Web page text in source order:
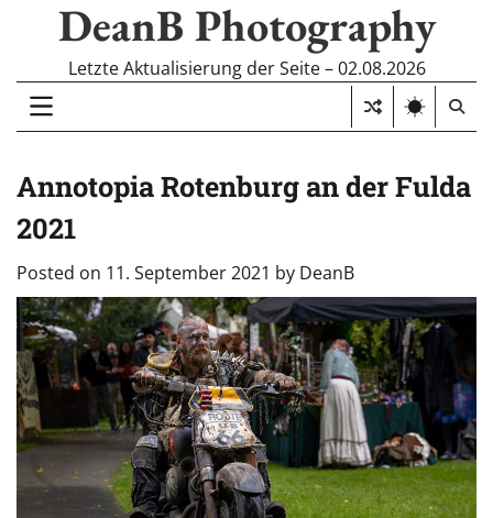
DeanB Photography
Letzte Aktualisierung der Seite – 02.08.2026
Annotopia Rotenburg an der Fulda
2021
Posted on 11. September 2021 by DeanB